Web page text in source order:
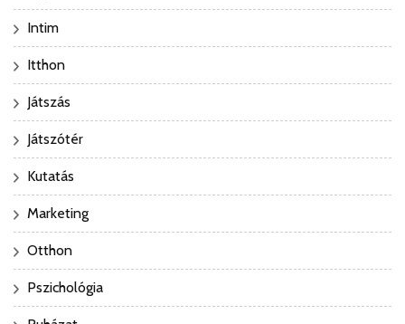
Intim
Itthon
Játszás
Játszótér
Kutatás
Marketing
Otthon
Pszichológia